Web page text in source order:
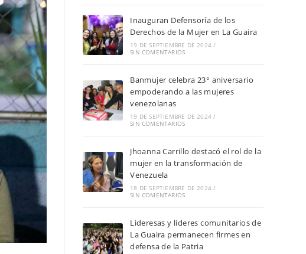
Inauguran Defensoría de los
Derechos de la Mujer en La Guaira
19 DE SEPTIEMBRE DE 2024 /
SIN COMENTARIOS
Banmujer celebra 23° aniversario
empoderando a las mujeres
venezolanas
19 DE SEPTIEMBRE DE 2024 /
SIN COMENTARIOS
Jhoanna Carrillo destacó el rol de la
mujer en la transformación de
Venezuela
18 DE SEPTIEMBRE DE 2024 /
SIN COMENTARIOS
Lideresas y líderes comunitarios de
La Guaira permanecen firmes en
defensa de la Patria